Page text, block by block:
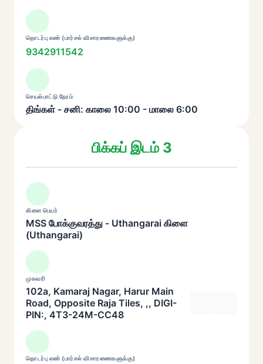
தொடர்பு எண் (பார்சல் விசாரணைகளுக்கு)
9342911542
செயல்பாட்டு நேரம்
திங்கள் - சனி: காலை 10:00 - மாலை 6:00
பிக்கப் இடம் 3
கிளை பெயர்
MSS போக்குவரத்து - Uthangarai கிளை
(Uthangarai)
முகவரி
102a, Kamaraj Nagar, Harur Main
Road, Opposite Raja Tiles, ,, DIGI-
PIN:, 4T3-24M-CC48
தொடர்பு எண் (பார்சல் விசாரணைகளுக்கு)